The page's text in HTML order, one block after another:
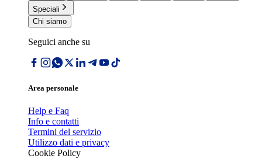
Speciali
Chi siamo
Seguici anche su
Area personale
Help e Faq
Info e contatti
Termini del servizio
Utilizzo dati e privacy
Cookie Policy